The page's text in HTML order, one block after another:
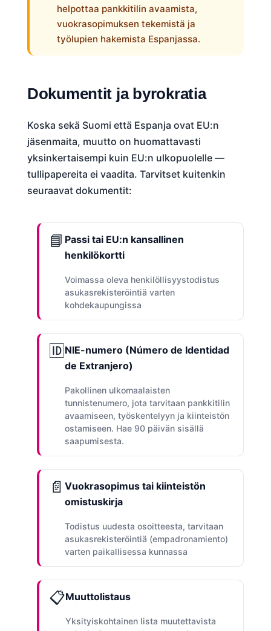
helpottaa pankkitilin avaamista,
vuokrasopimuksen tekemistä ja
työlupien hakemista Espanjassa.
Dokumentit ja byrokratia
Koska sekä Suomi että Espanja ovat EU:n
jäsenmaita, muutto on huomattavasti
yksinkertaisempi kuin EU:n ulkopuolelle —
tullipapereita ei vaadita. Tarvitset kuitenkin
seuraavat dokumentit:
📘 Passi tai EU:n kansallinen
henkilökortti
Voimassa oleva henkilöllisyystodistus
asukasrekisteröintiä varten
kohdekaupungissa
🆔 NIE-numero (Número de Identidad
de Extranjero)
Pakollinen ulkomaalaisten
tunnistenumero, jota tarvitaan pankkitilin
avaamiseen, työskentelyyn ja kiinteistön
ostamiseen. Hae 90 päivän sisällä
saapumisesta.
📄 Vuokrasopimus tai kiinteistön
omistuskirja
Todistus uudesta osoitteesta, tarvitaan
asukasrekisteröintiä (empadronamiento)
varten paikallisessa kunnassa
📋Muuttolistaus
Yksityiskohtainen lista muutettavista